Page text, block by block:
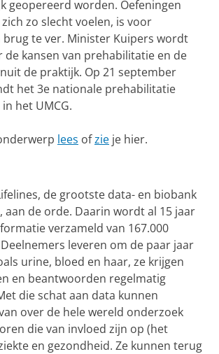
geopereerd worden. Oefeningen
zo slecht voelen, is voor
brug te ver. Minister Kuipers wordt
de kansen van prehabilitatie en de
de praktijk. Op 21 september
het 3e nationale prehabilitatie
het UMCG.
lees ofzie je hier.
de grootste data- en biobank
aan de orde. Daarin wordt al 15 jaar
verzameld van 167.000
leveren om de paar jaar
urine, bloed en haar, ze krijgen
en beantwoorden regelmatig
die schat aan data kunnen
over de hele wereld onderzoek
die van invloed zijn op (het
en gezondheid. Ze kunnen terug